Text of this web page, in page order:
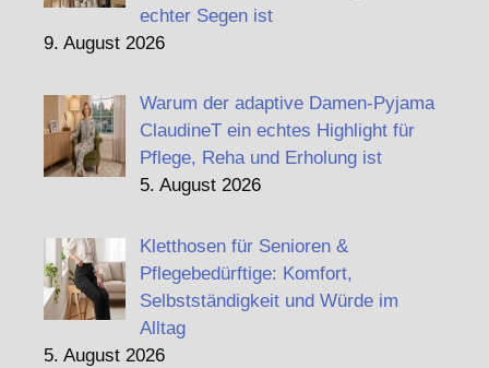
echter Segen ist
9. August 2026
Warum der adaptive Damen-Pyjama
ClaudineT ein echtes Highlight für
Pflege, Reha und Erholung ist
5. August 2026
Kletthosen für Senioren &
Pflegebedürftige: Komfort,
Selbstständigkeit und Würde im
Alltag
5. August 2026